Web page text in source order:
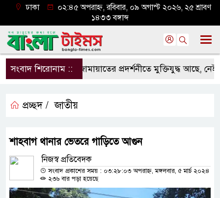
ঢাকা
০২:৪৫ অপরাহ্ন, রবিবার, ০৯ অগাস্ট ২০২৬, ২৫ শ্রাবণ
১৪৩৩ বঙ্গাব্দ
সংবাদ শিরোনাম ::জামায়াতের প্রদর্শনীতে মুক্তিযুদ্ধ আছে, নেই
প্রচ্ছদ / জাতীয়
শাহবাগ থানার ভেতরে গাড়িতে আগুন
নিজস্ব প্রতিবেদক
সংবাদ প্রকাশের সময় : ০৩:২৮:০৩ অপরাহ্ন, মঙ্গলবার, ৫ মার্চ ২০২৪
২৩৬ বার পড়া হয়েছে